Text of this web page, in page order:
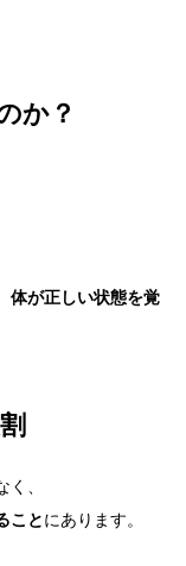
か？
体が正しい状態を覚
、
ことにあります。